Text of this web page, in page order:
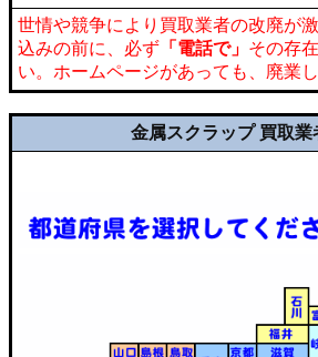
世情や競争により買取業者の改廃が
込みの前に、必ず 「電話で」 その存
い。ホームページがあっても、廃業
金属スクラップ 買取業